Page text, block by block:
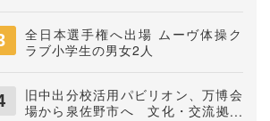
全日本選手権へ出場 ムーヴ体操ク
ラブ小学生の男女2人
旧中出分校活用パビリオン、万博会
場から泉佐野市へ 文化・交流拠点